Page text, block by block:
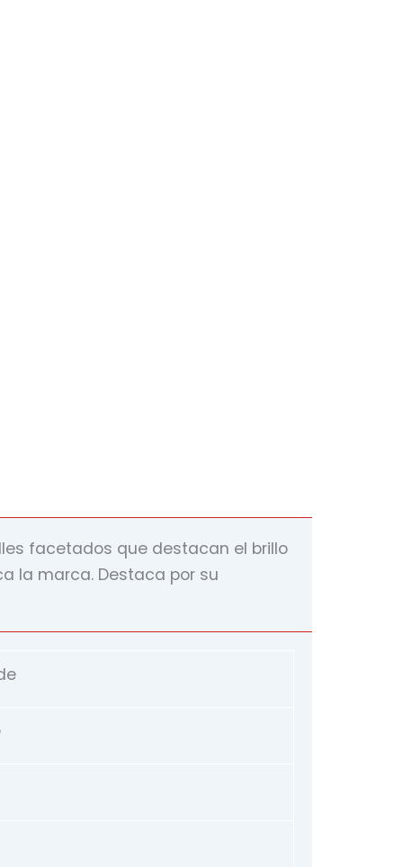
facetados que destacan el brillo
la marca. Destaca por su